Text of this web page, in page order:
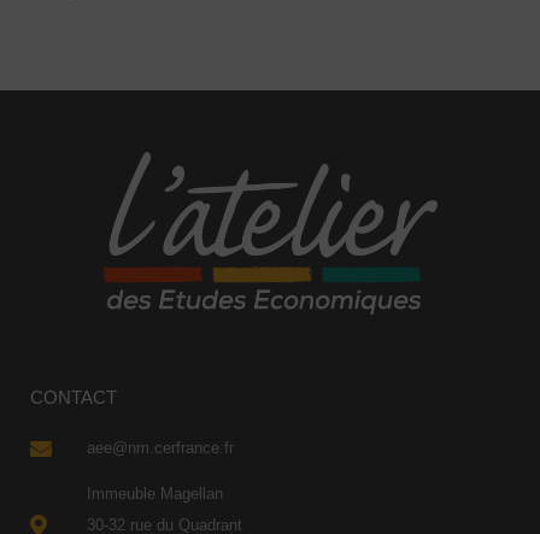
CONTACT
aee@nm.cerfrance.fr
Immeuble Magellan
30-32 rue du Quadrant